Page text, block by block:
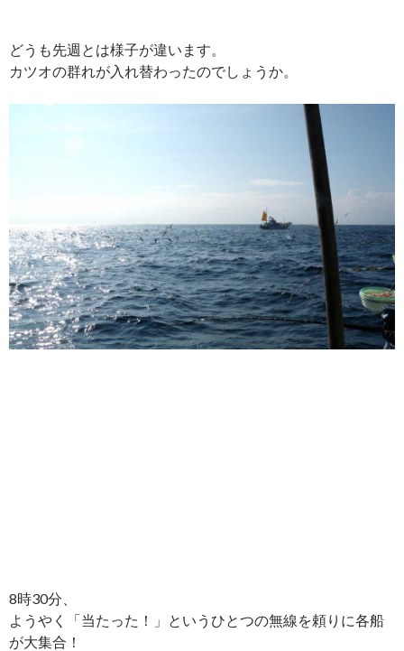
どうも先週とは様子が違います。
カツオの群れが入れ替わったのでしょうか。
8時30分、
ようやく「当たった！」というひとつの無線を頼りに各船
が大集合！